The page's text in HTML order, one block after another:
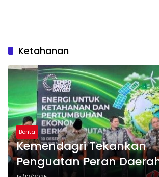
Ketahanan
Berita
Kemendagri Tekankan
Penguatan Peran